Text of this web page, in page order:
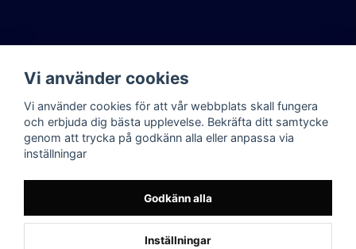
Vi använder cookies
Vi använder cookies för att vår webbplats skall fungera
och erbjuda dig bästa upplevelse. Bekräfta ditt samtycke
genom att trycka på godkänn alla eller anpassa via
inställningar
Godkänn alla
Inställningar